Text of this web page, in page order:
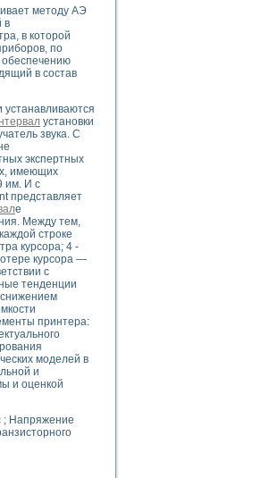
методов расширения его полосы
и программных средств
методу АЭ
в
в которой
по
в состав
устанавливаются
установки
звука. С
экспертных
имеющих
им. И с
представляет
е
Между тем,
строке
курсора; 4 -
курсора —
с
тенденции
принтера:
моделей в
и
и оценкой
; Напряжение